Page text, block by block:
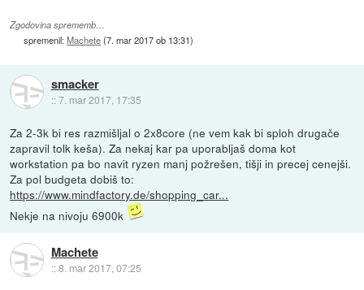
Zgodovina sprememb…
spremenil:Machete(7. mar 2017 ob 13:31)
smacker
::7. mar 2017, 17:35
Za 2-3k bi res razmišljal o 2x8core (ne vem kak bi sploh drugače
zapravil tolk keša). Za nekaj kar pa uporabljaš doma kot
workstation pa bo navit ryzen manj požrešen, tišji in precej cenejši.
Za pol budgeta dobiš to:
https://www.mindfactory.de/shopping_car...
Nekje na nivoju 6900k
Machete
::8. mar 2017, 07:25